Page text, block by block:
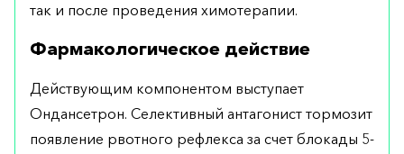
так и после проведения химотерапии.
Фармакологическое действие
Действующим компонентом выступает
Ондансетрон. Селективный антагонист тормозит
появление рвотного рефлекса за счет блокады 5-